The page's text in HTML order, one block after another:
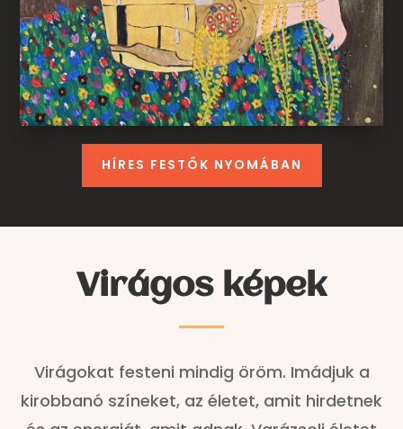
HÍRES FESTŐK NYOMÁBAN
Virágos képek
Virágokat festeni mindig öröm. Imádjuk a
kirobbanó színeket, az életet, amit hirdetnek